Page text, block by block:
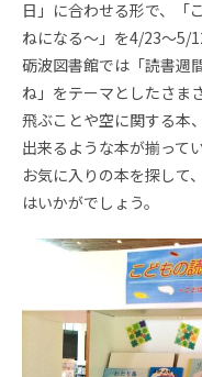
日」に合わせる形で、
ねになる～」を4/23～5/
砺波図書館では「読書週
ね」をテーマとしたさま
飛ぶことや空に関する本
出来るような本が揃ってい
お気に入りの本を探して
はいかがでしょう。